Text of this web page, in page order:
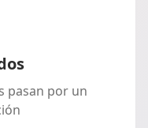
pasan por un